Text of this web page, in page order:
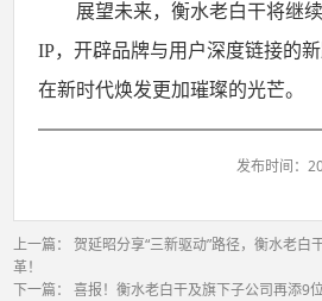
展望未来，衡水老白干将继
IP，开辟品牌与用户深度链接的
在新时代焕发更加璀璨的光芒。
发布时间：
上一篇：贺延昭分享“三新驱动”路径，衡水老白
革！
下一篇：喜报！衡水老白干及旗下子公司再添9